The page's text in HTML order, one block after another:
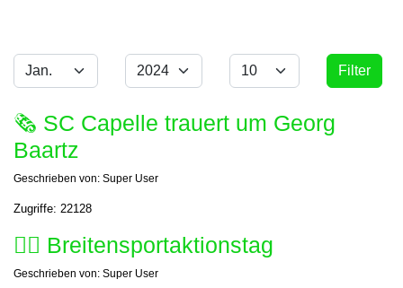
Filter
Monat Jahr Anzeige #
Filter
🗞 SC Capelle trauert um Georg
Baartz
Geschrieben von: Super User
Zugriffe: 22128
🤸‍♀️ Breitensportaktionstag
Geschrieben von: Super User